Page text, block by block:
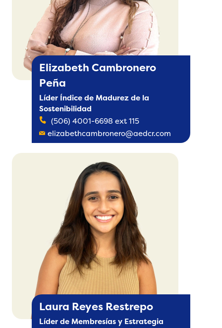
Elizabeth Cambronero
Peña
Líder Índice de Madurez de la
Sostenibilidad
(506) 4001-6698 ext 115
elizabethcambronero@aedcr.com
Laura Reyes Restrepo
Líder de Membresías y Estrategia